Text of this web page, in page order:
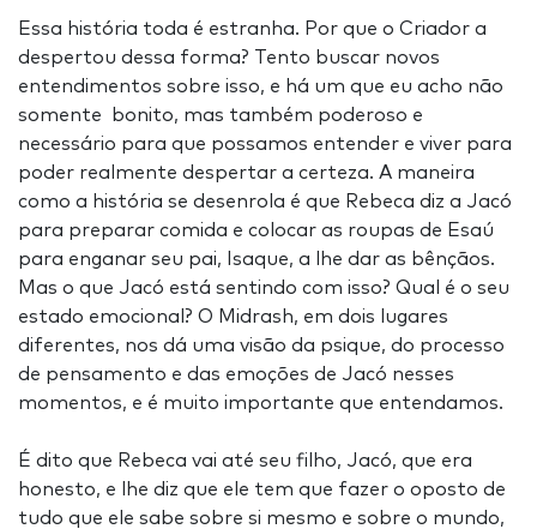
Essa história toda é estranha. Por que o Criador a
despertou dessa forma? Tento buscar novos
entendimentos sobre isso, e há um que eu acho não
somente bonito, mas também poderoso e
necessário para que possamos entender e viver para
poder realmente despertar a certeza. A maneira
como a história se desenrola é que Rebeca diz a Jacó
para preparar comida e colocar as roupas de Esaú
para enganar seu pai, Isaque, a lhe dar as bênçãos.
Mas o que Jacó está sentindo com isso? Qual é o seu
estado emocional? O Midrash, em dois lugares
diferentes, nos dá uma visão da psique, do processo
de pensamento e das emoções de Jacó nesses
momentos, e é muito importante que entendamos.
É dito que Rebeca vai até seu filho, Jacó, que era
honesto, e lhe diz que ele tem que fazer o oposto de
tudo que ele sabe sobre si mesmo e sobre o mundo,